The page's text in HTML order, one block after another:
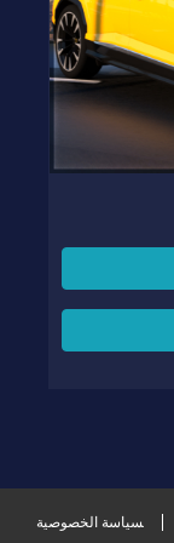
سياسة الخصوصية